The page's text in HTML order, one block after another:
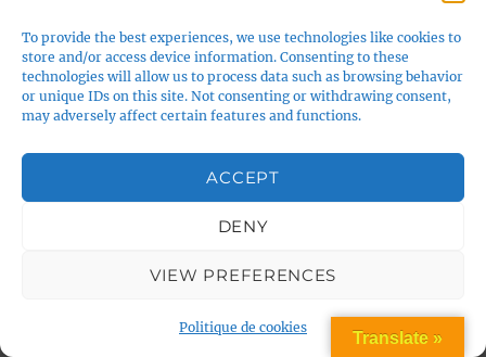
To provide the best experiences, we use technologies like cookies to
store and/or access device information. Consenting to these
technologies will allow us to process data such as browsing behavior
or unique IDs on this site. Not consenting or withdrawing consent,
may adversely affect certain features and functions.
ACCEPT
DENY
VIEW PREFERENCES
Politique de cookies
conscience – résumé-
conscience cosmique, conscience
planétaire
Télé de Lilou
L’approche matricielle
La Conscience : approches rationnelles
philosophie
Translate »